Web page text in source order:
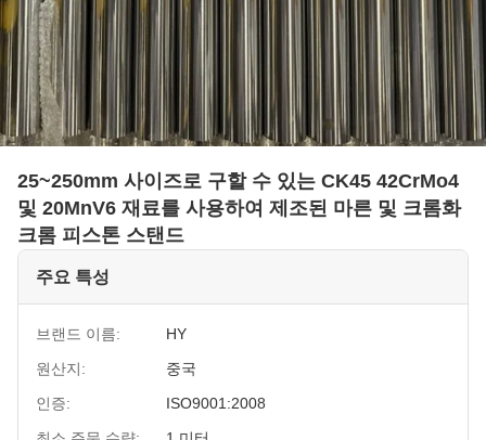
25~250mm 사이즈로 구할 수 있는 CK45 42CrMo4
및 20MnV6 재료를 사용하여 제조된 마른 및 크롬화
크롬 피스톤 스탠드
주요 특성
브랜드 이름:
HY
원산지:
중국
인증:
ISO9001:2008